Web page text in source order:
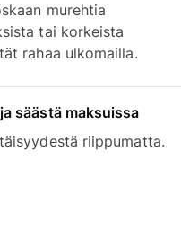
murehtia
tai korkeista
rahaa ulkomailla.
säästä maksuissa
riippumatta.